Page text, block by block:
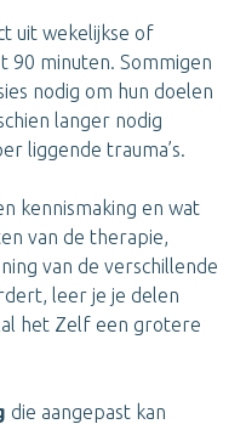
uit wekelijkse of
90 minuten. Sommigen
nodig om hun doelen
langer nodig
liggende trauma’s.
kennismaking en wat
van de therapie,
van de verschillende
leer je je delen
het Zelf een grotere
die aangepast kan